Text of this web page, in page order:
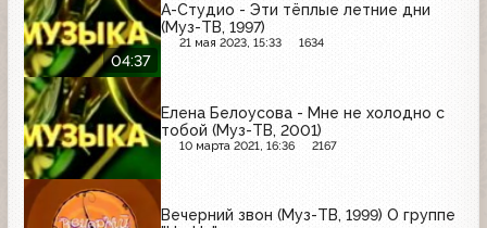
04:37
А-Студио - Эти тёплые летние дни
(Муз-ТВ, 1997)
21 мая 2023, 15:33 1634
Елена Белоусова - Мне не холодно с
тобой (Муз-ТВ, 2001)
10 марта 2021, 16:36 2167
Вечерний звон (Муз-ТВ, 1999) О группе